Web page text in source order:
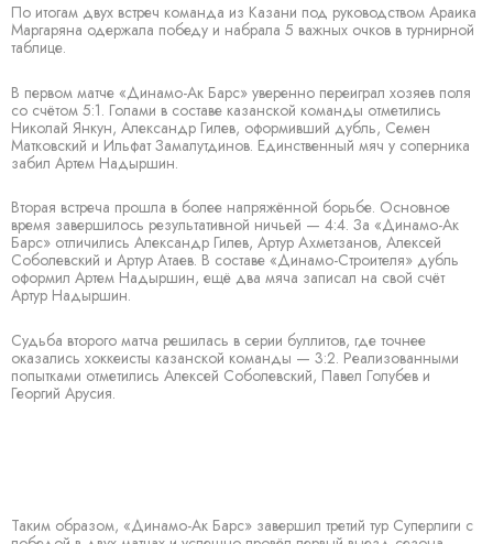
По итогам двух встреч команда из Казани под руководством Араика
Маргаряна одержала победу и набрала 5 важных очков в турнирной
таблице.
В первом матче «Динамо-Ак Барс» уверенно переиграл хозяев поля
со счётом 5:1. Голами в составе казанской команды отметились
Николай Янкун, Александр Гилев, оформивший дубль, Семен
Матковский и Ильфат Замалутдинов. Единственный мяч у соперника
забил Артем Надыршин.
Вторая встреча прошла в более напряжённой борьбе. Основное
время завершилось результативной ничьей — 4:4. За «Динамо-Ак
Барс» отличились Александр Гилев, Артур Ахметзанов, Алексей
Соболевский и Артур Атаев. В составе «Динамо-Строителя» дубль
оформил Артем Надыршин, ещё два мяча записал на свой счёт
Артур Надыршин.
Судьба второго матча решилась в серии буллитов, где точнее
оказались хоккеисты казанской команды — 3:2. Реализованными
попытками отметились Алексей Соболевский, Павел Голубев и
Георгий Арусия.
Таким образом, «Динамо-Ак Барс» завершил третий тур Суперлиги с